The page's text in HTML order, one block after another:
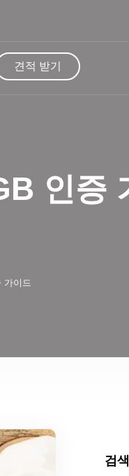
견적 받기
인증
가이드
검색